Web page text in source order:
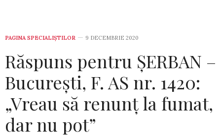
PAGINA SPECIALIȘTILOR 9 DECEMBRIE 2020
Răspuns pentru ȘERBAN –
București, F. AS nr. 1420:
„Vreau să renunț la fumat,
dar nu pot”